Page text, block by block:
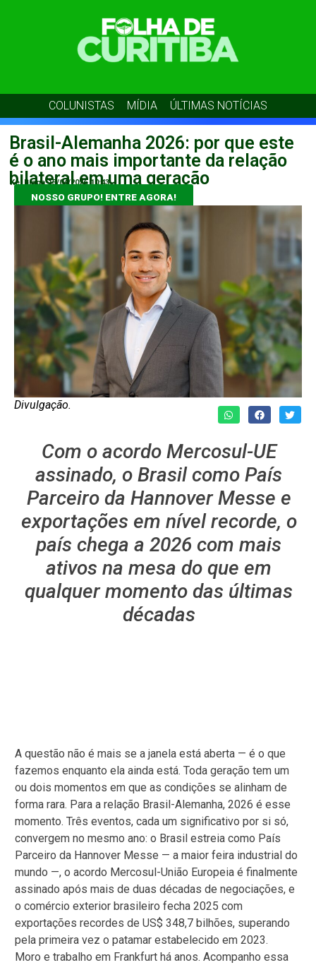
COLUNISTAS MÍDIA ÚLTIMAS NOTÍCIAS
Brasil-Alemanha 2026: por que este
é o ano mais importante da relação
bilateral em uma geração
Kel Braga 15/04/2026 10:43
NOSSO GRUPO! ENTRE AGORA!
Divulgação.
Com o acordo Mercosul-UE
assinado, o Brasil como País
Parceiro da Hannover Messe e
exportações em nível recorde, o
país chega a 2026 com mais
ativos na mesa do que em
qualquer momento das últimas
décadas
A questão não é mais se a janela está aberta — é o que
fazemos enquanto ela ainda está. Toda geração tem um
ou dois momentos em que as condições se alinham de
forma rara. Para a relação Brasil-Alemanha, 2026 é esse
momento. Três eventos, cada um significativo por si só,
convergem no mesmo ano: o Brasil estreia como País
Parceiro da Hannover Messe — a maior feira industrial do
mundo —, o acordo Mercosul-União Europeia é finalmente
assinado após mais de duas décadas de negociações, e
o comércio exterior brasileiro fecha 2025 com
exportações recordes de US$ 348,7 bilhões, superando
pela primeira vez o patamar estabelecido em 2023.
Moro e trabalho em Frankfurt há anos. Acompanho essa